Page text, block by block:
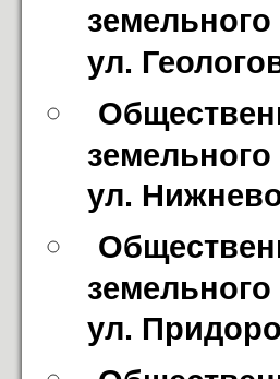
ул.
ул.
ул.